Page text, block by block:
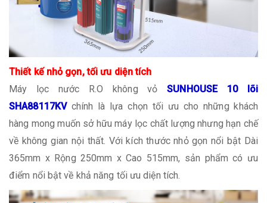
Thiết kế nhỏ gọn, tối ưu diện tích
Máy lọc nước R.O không vỏSUNHOUSE 10 lõi
SHA88117KVchính là lựa chọn tối ưu cho những khách
hàng mong muốn sở hữu máy lọc chất lượng nhưng hạn chế
về không gian nội thất. Với kích thước nhỏ gọn nổi bật Dài
365mm x Rộng 250mm x Cao 515mm, sản phẩm có ưu
điểm nổi bật về khả năng tối ưu diện tích.